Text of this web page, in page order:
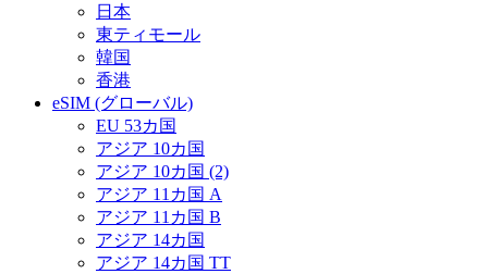
日本
東ティモール
韓国
香港
eSIM (グローバル)
EU 53カ国
アジア 10カ国
アジア 10カ国 (2)
アジア 11カ国 A
アジア 11カ国 B
アジア 14カ国
アジア 14カ国 TT